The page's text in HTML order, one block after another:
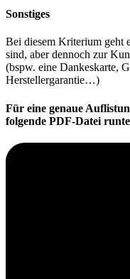
Sonstiges
Bei diesem Kriterium geht
sind, aber dennoch zur
(bspw. eine Dankeskarte,
Herstellergarantie…)
Für eine genaue
folgende PDF-Datei